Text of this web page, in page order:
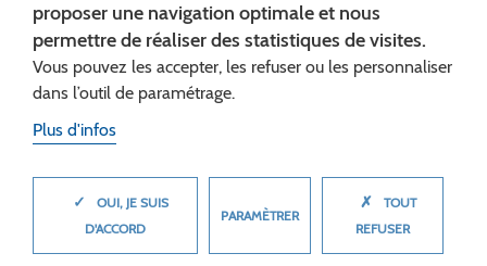
CAP COLLÈGE
OLYMPIQUE
proposer une navigation optimale et nous
permettre de réaliser des statistiques de visites.
Vous pouvez les accepter, les refuser ou les personnaliser
dans l’outil de paramétrage.
Plus d'infos
✓
OUI, JE SUIS
D'ACCORD
PARAMÈTRER
✗
TOUT
REFUSER
MASQUER